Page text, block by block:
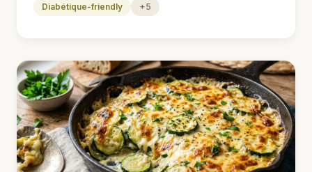
Diabétique-friendly +5